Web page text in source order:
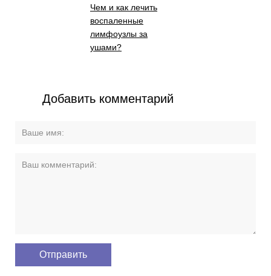
Чем и как лечить
воспаленные
лимфоузлы за
ушами?
Добавить комментарий